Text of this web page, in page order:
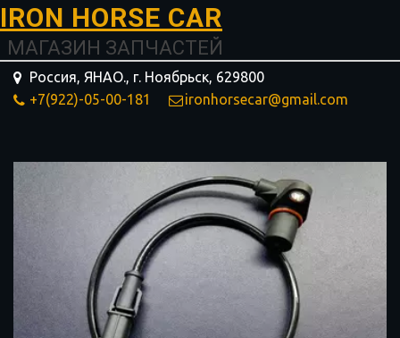
I­­RON HORSE ­­­­­­CAR
МАГАЗИН ЗАПЧАСТЕЙ
Россия, ЯНАО., г. Ноябрьск, 629800
+7(922)-05-00-181
ironhorsecar@gmail.com